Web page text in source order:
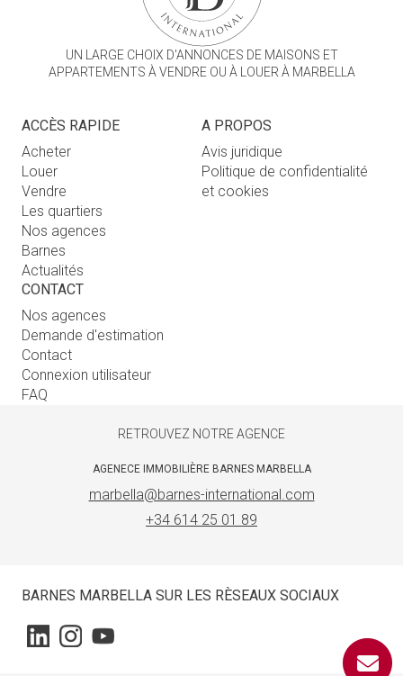
UN LARGE CHOIX D'ANNONCES DE MAISONS ET
APPARTEMENTS À VENDRE OU À LOUER À MARBELLA
ACCÈS RAPIDE
Acheter
Louer
Vendre
Les quartiers
Nos agences
Barnes
Actualités
A PROPOS
Avis juridique
Politique de confidentialité
et cookies
CONTACT
Nos agences
Demande d'estimation
Contact
Connexion utilisateur
FAQ
RETROUVEZ NOTRE AGENCE
AGENECE IMMOBILIÈRE BARNES MARBELLA
marbella@barnes-international.com
+34 614 25 01 89
BARNES MARBELLA SUR LES RÈSEAUX SOCIAUX